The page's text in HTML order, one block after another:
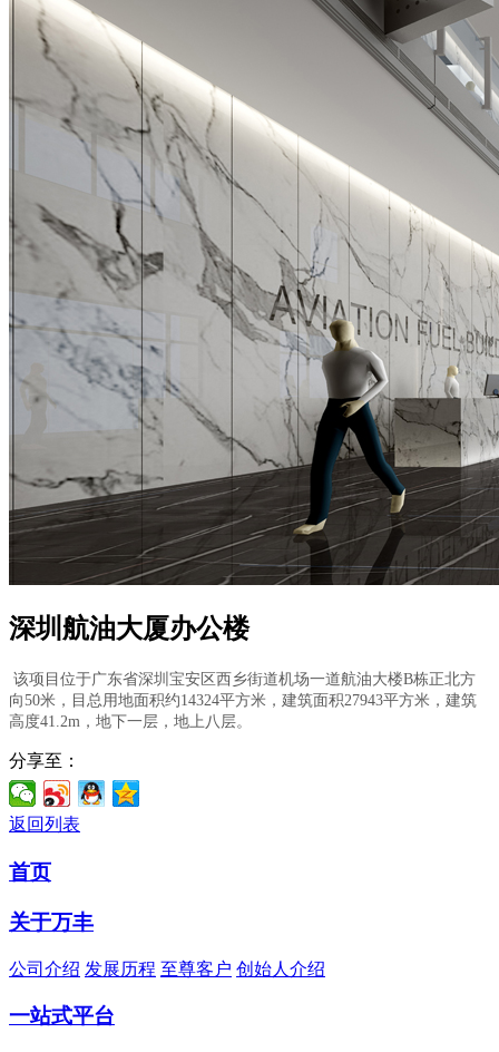
深圳航油大厦办公楼
该项目位于广东省深圳宝安区西乡街道机场一道航油大楼B栋正北方
向50米，目总用地面积约14324平方米，建筑面积27943平方米，建筑
高度41.2m，地下一层，地上八层。
分享至：
返回列表
首页
关于万丰
公司介绍 发展历程 至尊客户 创始人介绍
一站式平台